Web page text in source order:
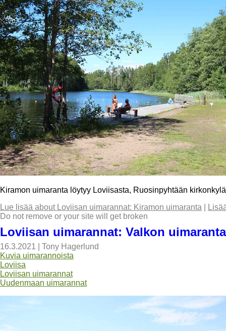
Kiramon uimaranta löytyy Loviisasta, Ruosinpyhtään
Lue lisää about Loviisan uimarannat: Kiramon uimaranta
Do not remove or your site will get broken
Loviisan uimarannat: Valkon uimaranta
16.3.2021
Tony Hagerlund
Kuvia uimarannoista
Loviisa
Loviisan uimarannat
Uudenmaan uimarannat